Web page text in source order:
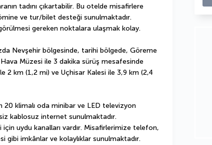
tadını çıkartabilir. Bu otelde misafirlere
ve tur/bilet desteği sunulmaktadır.
gereken noktalara ulaşmak kolay.
Nevşehir bölgesinde, tarihi bölgede, Göreme
Hava Müzesi ile 3 dakika sürüş mesafesinde
2 km (1,2 mi) ve Uçhisar Kalesi ile 3,9 km (2,4
klimalı oda minibar ve LED televizyon
kablosuz internet sunulmaktadır.
uydu kanalları vardır. Misafirlerimize telefon,
gibi imkânlar ve kolaylıklar sunulmaktadır.